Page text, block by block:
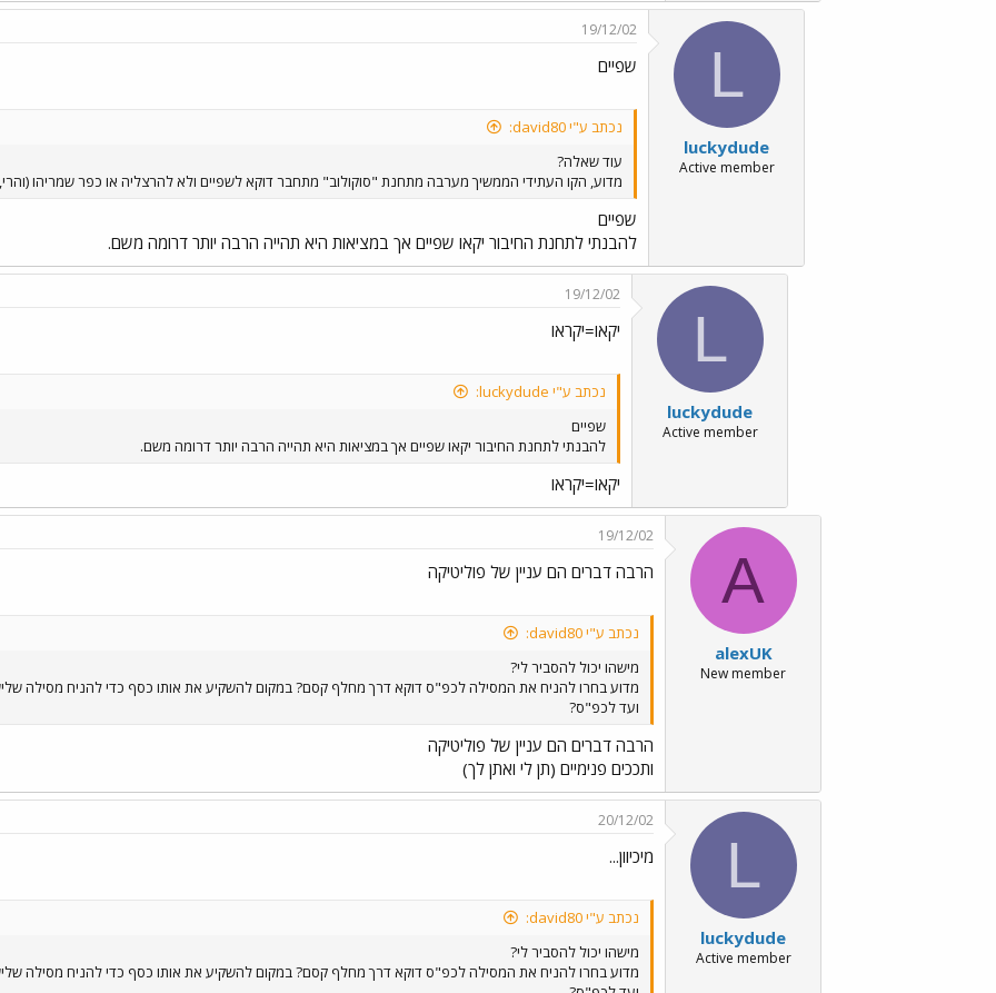
L
luckydude
Active member
19/12/02
שפיים
נכתב ע"י david80:
עוד שאלה?
מדוע, הקו העתידי הממשיך מערבה מתחנת "סוקולוב" מתחבר דוקא לשפיים ולא להרצליה או כפר שמריהו
שפיים
להבנתי לתחנת החיבור יקאו שפיים אך במציאות היא תהייה הרבה יותר דרומה משם.
L
luckydude
Active member
19/12/02
יקאו=יקראו
נכתב ע"י luckydude:
שפיים
להבנתי לתחנת החיבור יקאו שפיים אך במציאות היא תהייה הרבה יותר דרומה משם.
יקאו=יקראו
A
alexUK
New member
19/12/02
הרבה דברים הם עניין של פוליטיקה
נכתב ע"י david80:
מישהו יכול להסביר לי?
מדוע בחרו להניח את המסילה לכפ"ס דוקא דרך מחלף קסם? במקום להשקיע את אותו כסף כדי להניח מסילה
ועד לכפ"ס?
הרבה דברים הם עניין של פוליטיקה
ותככים פנימיים (תן לי ואתן לך)
L
luckydude
Active member
20/12/02
מיכיוון...
נכתב ע"י david80:
מישהו יכול להסביר לי?
מדוע בחרו להניח את המסילה לכפ"ס דוקא דרך מחלף קסם? במקום להשקיע את אותו כסף כדי להניח מסילה